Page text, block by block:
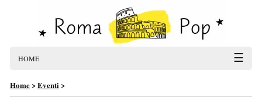
HOME ☰
Home>Eventi>